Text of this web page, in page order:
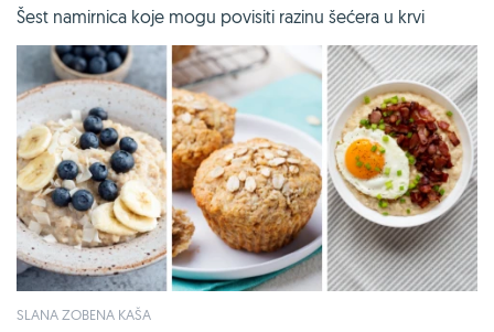
Šest namirnica koje mogu povisiti razinu šećera u krvi
SLANA ZOBENA KAŠA